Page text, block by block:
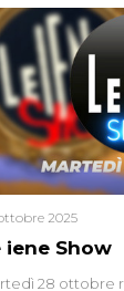
iene Show
2025
28 ottobre